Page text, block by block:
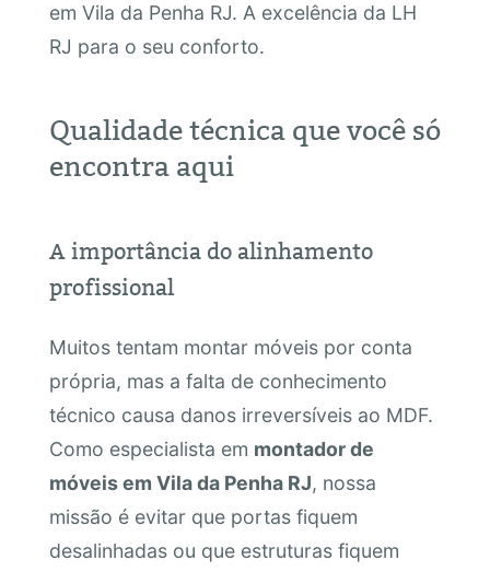
em Vila da Penha RJ. A excelência da LH
RJ para o seu conforto.
Qualidade técnica que você só
encontra aqui
A importância do alinhamento
profissional
Muitos tentam montar móveis por conta
própria, mas a falta de conhecimento
técnico causa danos irreversíveis ao MDF.
Como especialista em montador de
móveis em Vila da Penha RJ, nossa
missão é evitar que portas fiquem
desalinhadas ou que estruturas fiquem